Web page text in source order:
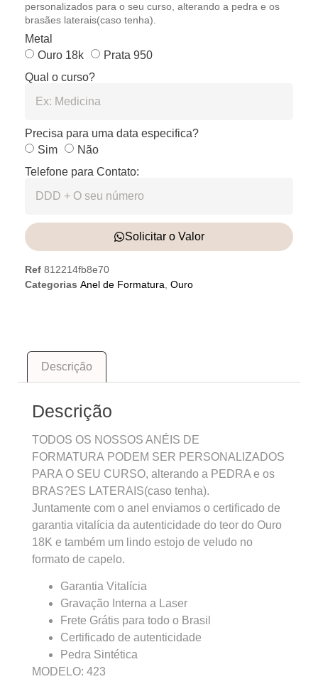
personalizados para o seu curso, alterando a pedra e os
brasães laterais(caso tenha).
Metal
Ouro 18k
Prata 950
Qual o curso?
Precisa para uma data especifica?
Sim
Não
Telefone para Contato:
Solicitar o Valor
Ref 812214fb8e70
Categorias Anel de Formatura, Ouro
Descrição
Descrição
TODOS OS NOSSOS ANÉIS DE
FORMATURA PODEM SER PERSONALIZADOS
PARA O SEU CURSO, alterando a PEDRA e os
BRAS?ES LATERAIS(caso tenha).
Juntamente com o anel enviamos o certificado de
garantia vitalícia da autenticidade do teor do Ouro
18K e também um lindo estojo de veludo no
formato de capelo.
Garantia Vitalícia
Gravação Interna a Laser
Frete Grátis para todo o Brasil
Certificado de autenticidade
Pedra Sintética
MODELO: 423